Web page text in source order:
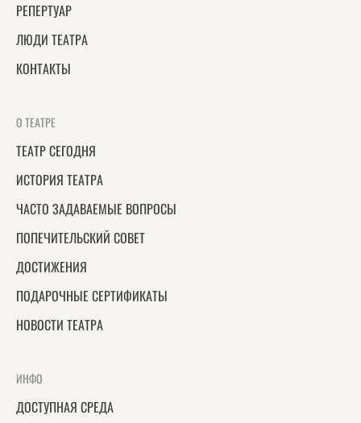
РЕПЕРТУАР
ЛЮДИ ТЕАТРА
КОНТАКТЫ
О ТЕАТРЕ
ТЕАТР СЕГОДНЯ
ИСТОРИЯ ТЕАТРА
ЧАСТО ЗАДАВАЕМЫЕ ВОПРОСЫ
ПОПЕЧИТЕЛЬСКИЙ СОВЕТ
ДОСТИЖЕНИЯ
ПОДАРОЧНЫЕ СЕРТИФИКАТЫ
НОВОСТИ ТЕАТРА
ИНФО
ДОСТУПНАЯ СРЕДА